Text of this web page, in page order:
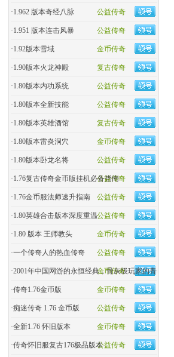
公益传奇
·1.962 版本奇经八脉
公益传奇
·1.951 版本连击风暴
金币传奇
·1.92版本雪域
复古传奇
·1.90版本火龙神殿
公益传奇
·1.80版本内功系统
公益传奇
·1.80版本全新技能
复古传奇
·1.80版本英雄酒馆
金币传奇
·1.80版本雷炎洞穴
公益传奇
·1.80版本卧龙名将
公益传奇
·1.76复古传奇金币版挂机必备指南
公益传奇
·1.76金币服法师速升指南
公益传奇
·1.80英雄合击版本深度重温
金币传奇
·1.80 版本 王师教头
公益传奇
·一个传奇人的热血传奇
金币传奇
·2001年中国网游的永恒经典，骨灰级玩家的青春回
金币传奇
·传奇1.76金币版
公益传奇
·痴迷传奇 1.76 金币版
金币传奇
·全新1.76 怀旧版本
公益传奇
·传奇怀旧服复古176极品版本